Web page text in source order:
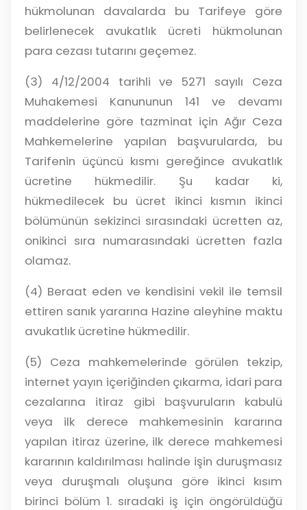
hükmolunan davalarda bu Tarifeye göre
belirlenecek avukatlık ücreti hükmolunan
para cezası tutarını geçemez.
(3) 4/12/2004 tarihli ve 5271 sayılı Ceza
Muhakemesi Kanununun 141 ve devamı
maddelerine göre tazminat için Ağır Ceza
Mahkemelerine yapılan başvurularda, bu
Tarifenin üçüncü kısmı gereğince avukatlık
ücretine hükmedilir. Şu kadar ki,
hükmedilecek bu ücret ikinci kısmın ikinci
bölümünün sekizinci sırasındaki ücretten az,
onikinci sıra numarasındaki ücretten fazla
olamaz.
(4) Beraat eden ve kendisini vekil ile temsil
ettiren sanık yararına Hazine aleyhine maktu
avukatlık ücretine hükmedilir.
(5) Ceza mahkemelerinde görülen tekzip,
internet yayın içeriğinden çıkarma, idari para
cezalarına itiraz gibi başvuruların kabulü
veya ilk derece mahkemesinin kararına
yapılan itiraz üzerine, ilk derece mahkemesi
kararının kaldırılması halinde işin duruşmasız
veya duruşmalı oluşuna göre ikinci kısım
birinci bölüm 1. sıradaki iş için öngörüldüğü